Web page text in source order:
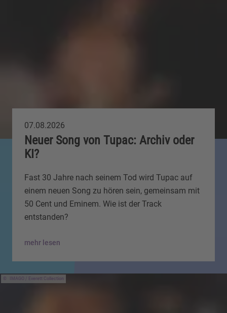
07.08.2026
Neuer Song von Tupac: Archiv oder
KI?
Fast 30 Jahre nach seinem Tod wird Tupac auf
einem neuen Song zu hören sein, gemeinsam mit
50 Cent und Eminem. Wie ist der Track
entstanden?
mehr lesen
IMAGO / Everett Collection